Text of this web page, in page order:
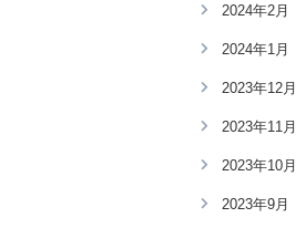
2024年2月
2024年1月
2023年12月
2023年11月
2023年10月
2023年9月